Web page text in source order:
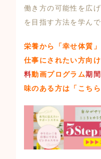
働き方の可能性を広
を目指す方法を学ん
栄養から「幸せ体質
仕事にされたい方向け
料動画プログラム期
味のある方は 「こちら